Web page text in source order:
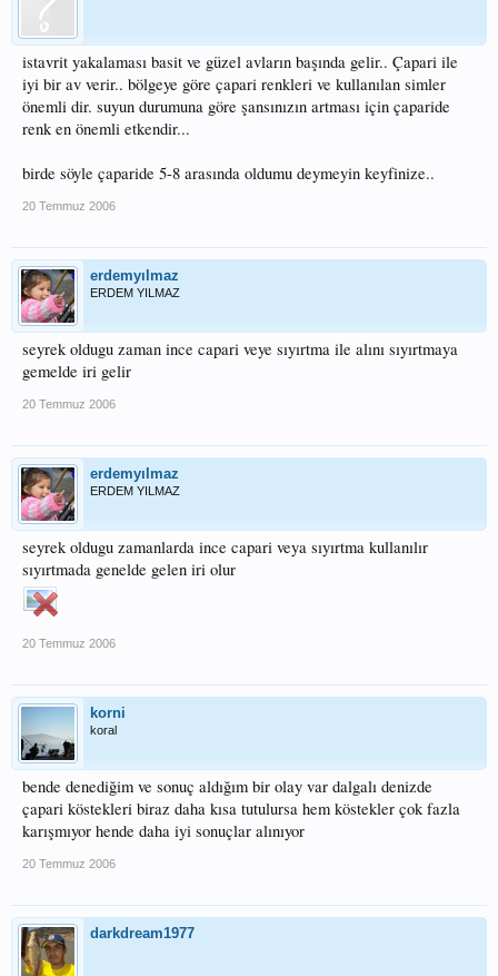
istavrit yakalaması basit ve güzel avların başında gelir.. Çapari ile
iyi bir av verir.. bölgeye göre çapari renkleri ve kullanılan simler
önemli dir. suyun durumuna göre şansınızın artması için çaparide
renk en önemli etkendir...
birde söyle çaparide 5-8 arasında oldumu deymeyin keyfinize..
20 Temmuz 2006
erdemyılmaz
ERDEM YILMAZ
seyrek oldugu zaman ince capari veye sıyırtma ile alını sıyırtmaya
gemelde iri gelir
20 Temmuz 2006
erdemyılmaz
ERDEM YILMAZ
seyrek oldugu zamanlarda ince capari veya sıyırtma kullanılır
sıyırtmada genelde gelen iri olur
20 Temmuz 2006
korni
koral
bende denediğim ve sonuç aldığım bir olay var dalgalı denizde
çapari köstekleri biraz daha kısa tutulursa hem köstekler çok fazla
karışmıyor hende daha iyi sonuçlar alınıyor
20 Temmuz 2006
darkdream1977